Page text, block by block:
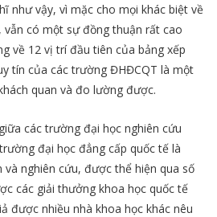
như vậy, vì mặc cho mọi khác biệt về
có một sự đồng thuận rất cao
về 12 vị trí đầu tiên của bảng xếp
tín của các trường ĐHĐCQT là một
quan và đo lường được.
các trường đại học nghiên cứu
đại học đẳng cấp quốc tế là
nghiên cứu, được thể hiện qua số
các giải thưởng khoa học quốc tế
được nhiều nhà khoa học khác nêu